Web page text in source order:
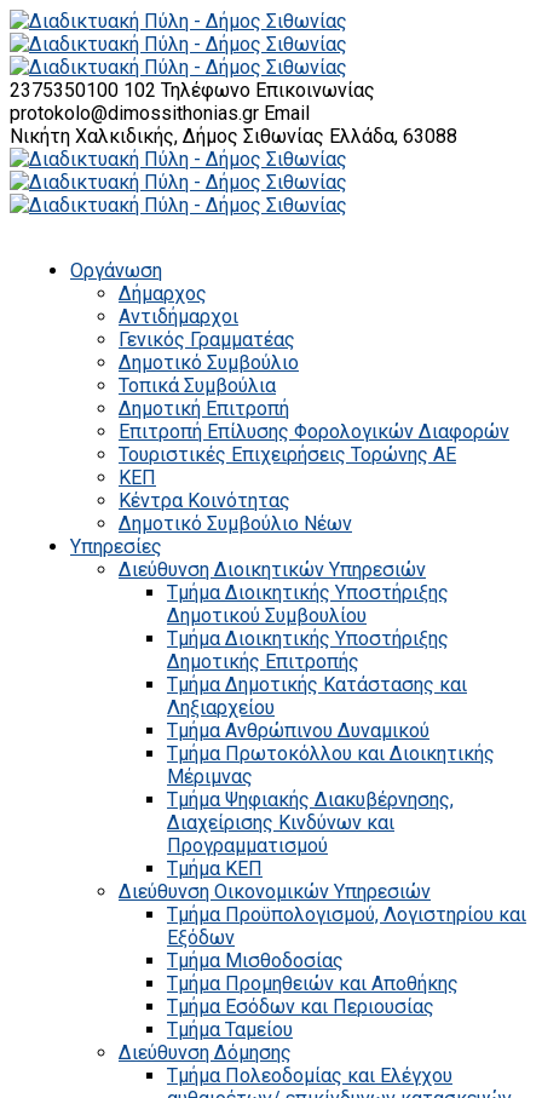
2375350100 102 Τηλέφωνο Επικοινωνίας
protokolo@dimossithonias.gr Email
Νικήτη Χαλκιδικής, Δήμος Σιθωνίας Ελλάδα, 63088
Οργάνωση
Δήμαρχος
Αντιδήμαρχοι
Γενικός Γραμματέας
Δημοτικό Συμβούλιο
Τοπικά Συμβούλια
Δημοτική Επιτροπή
Επιτροπή Επίλυσης Φορολογικών Διαφορών
Τουριστικές Επιχειρήσεις Τορώνης ΑΕ
ΚΕΠ
Κέντρα Κοινότητας
Δημοτικό Συμβούλιο Νέων
Υπηρεσίες
Διεύθυνση Διοικητικών Υπηρεσιών
Τμήμα Διοικητικής Υποστήριξης
Δημοτικού Συμβουλίου
Τμήμα Διοικητικής Υποστήριξης
Δημοτικής Επιτροπής
Τμήμα Δημοτικής Κατάστασης και
Ληξιαρχείου
Τμήμα Ανθρώπινου Δυναμικού
Τμήμα Πρωτοκόλλου και Διοικητικής
Μέριμνας
Τμήμα Ψηφιακής Διακυβέρνησης,
Διαχείρισης Κινδύνων και
Προγραμματισμού
Τμήμα ΚΕΠ
Διεύθυνση Οικονομικών Υπηρεσιών
Τμήμα Προϋπολογισμού, Λογιστηρίου και
Εξόδων
Τμήμα Μισθοδοσίας
Τμήμα Προμηθειών και Αποθήκης
Τμήμα Εσόδων και Περιουσίας
Τμήμα Ταμείου
Διεύθυνση Δόμησης
Τμήμα Πολεοδομίας και Ελέγχου